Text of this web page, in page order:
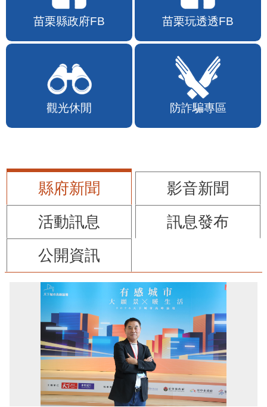
苗栗縣政府FB 苗栗玩透透FB
觀光休閒 防詐騙專區
縣府新聞
影音新聞
活動訊息
訊息發布
公開資訊